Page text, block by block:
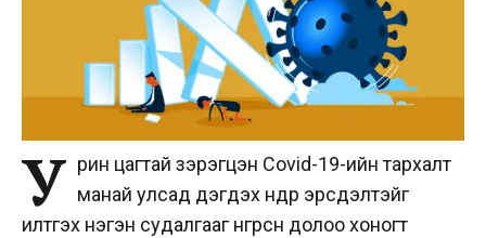
У рин цагтай зэрэгцэн Covid-19-ийн тархалт
манай улсад дэгдэх өндөр эрсдэлтэйг
илтгэх нэгэн судалгааг өнгөрсөн долоо хоногт